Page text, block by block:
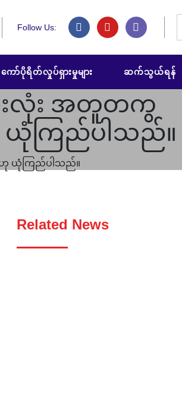
Follow Us:
ကော်ပိုရိတ်လှုပ်ရှားမှုများ ဆက်သွယ်ရန်
းလုံး အတူတကွ
ယုံကြည်ပါသည်။
ဟု ယုံကြည်ပါသည်။
Related News